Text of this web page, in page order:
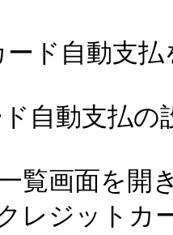
ド自動支払
自動支払
覧画面を開
レジットカ